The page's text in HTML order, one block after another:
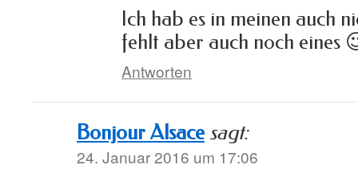
Ich hab es in meinen auch
fehlt aber auch noch eines
Antworten
Bonjour Alsace sagt:
24. Januar 2016 um 17:06